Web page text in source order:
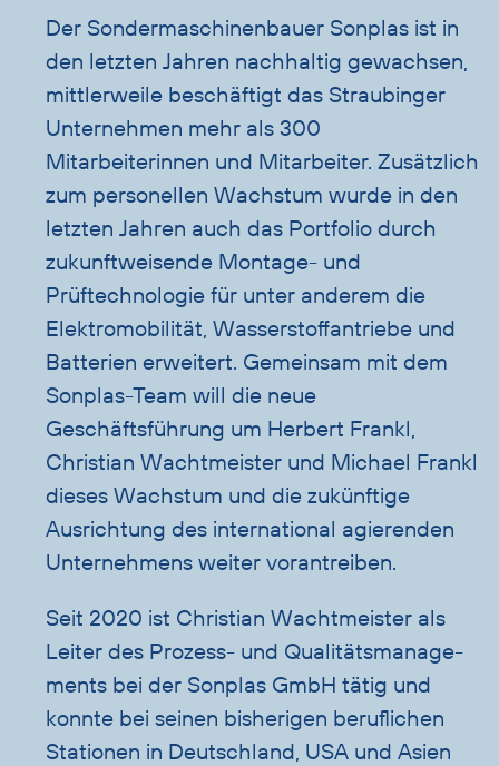
Der Sondermaschinenbauer Sonplas ist in
den letzten Jahren nachhaltig gewachsen,
mittlerweile beschäftigt das Straubinger
Unternehmen mehr als 300
Mitarbeiterinnen und Mitarbeiter. Zusätzlich
zum personellen Wachstum wurde in den
letzten Jahren auch das Portfolio durch
zukunftweisende Montage- und
Prüftechnologie für unter anderem die
Elektromobilität, Wasserstoffantriebe und
Batterien erweitert. Gemeinsam mit dem
Sonplas-Team will die neue
Geschäftsführung um Herbert Frankl,
Christian Wachtmeister und Michael Frankl
dieses Wachstum und die zukünftige
Ausrichtung des international agierenden
Unternehmens weiter vorantreiben.
Seit 2020 ist Christian Wachtmeister als
Leiter des Prozess- und Qualitätsmanage-
ments bei der Sonplas GmbH tätig und
konnte bei seinen bisherigen beruflichen
Stationen in Deutschland, USA und Asien